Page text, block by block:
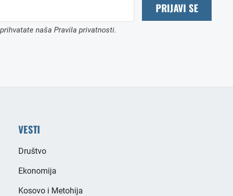
PRIJAVI SE
naša Pravila privatnosti.
VESTI
Društvo
Ekonomija
Kosovo i Metohija